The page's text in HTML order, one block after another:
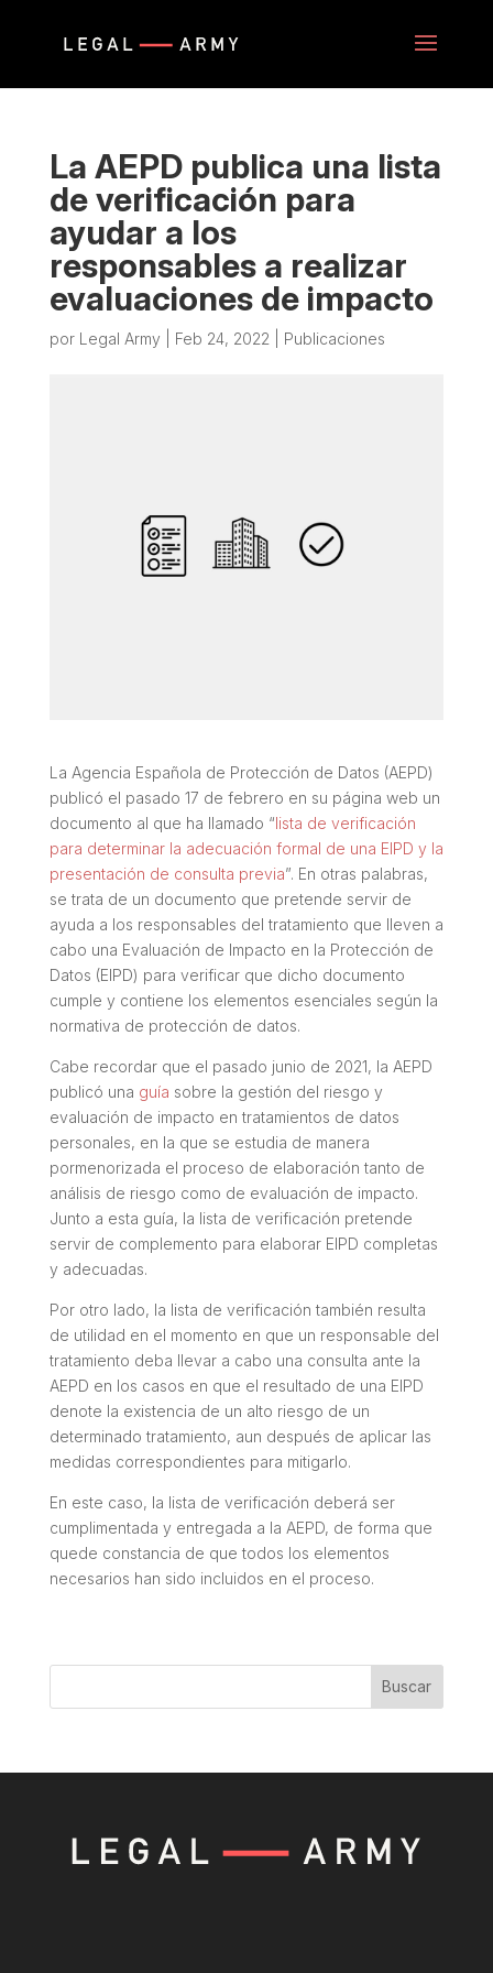
La AEPD publica una lista
de verificación para
ayudar a los
responsables a realizar
evaluaciones de impacto
por Legal Army Feb 24, 2022 Publicaciones
La Agencia Española de Protección de Datos (AEPD)
publicó el pasado 17 de febrero en su página web un
documento al que ha llamado “lista de verificación
para determinar la adecuación formal de una EIPD y la
presentación de consulta previa”. En otras palabras,
se trata de un documento que pretende servir de
ayuda a los responsables del tratamiento que lleven a
cabo una Evaluación de Impacto en la Protección de
Datos (EIPD) para verificar que dicho documento
cumple y contiene los elementos esenciales según la
normativa de protección de datos.
Cabe recordar que el pasado junio de 2021, la AEPD
publicó una guía sobre la gestión del riesgo y
evaluación de impacto en tratamientos de datos
personales, en la que se estudia de manera
pormenorizada el proceso de elaboración tanto de
análisis de riesgo como de evaluación de impacto.
Junto a esta guía, la lista de verificación pretende
servir de complemento para elaborar EIPD completas
y adecuadas.
Por otro lado, la lista de verificación también resulta
de utilidad en el momento en que un responsable del
tratamiento deba llevar a cabo una consulta ante la
AEPD en los casos en que el resultado de una EIPD
denote la existencia de un alto riesgo de un
determinado tratamiento, aun después de aplicar las
medidas correspondientes para mitigarlo.
En este caso, la lista de verificación deberá ser
cumplimentada y entregada a la AEPD, de forma que
quede constancia de que todos los elementos
necesarios han sido incluidos en el proceso.
Buscar